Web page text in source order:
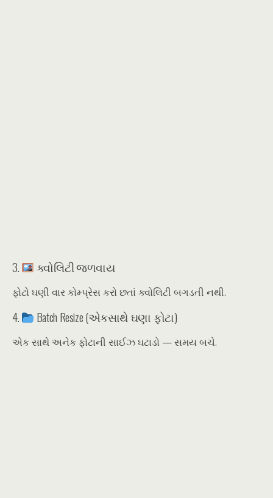
3. ક્વોલિટી જળવાય
ફોટો ઘણી વાર કોમ્પ્રેસ કરો છતાં ક્વોલિટી બગડતી નથી.
4. Batch Resize (એકસાથે ઘણા ફોટા)
એક સાથે અનેક ફોટાની સાઈઝ ઘટાડો — સમય બચે.